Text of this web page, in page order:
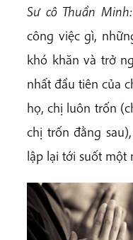
Sư cô Thuần Minh:
công việc gì,
khó khăn và trở
nhất đầu tiên của
họ, chị luôn trốn
chị trốn đằng
lập lại tới suốt một